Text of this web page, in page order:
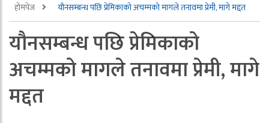
होमपेज यौनसम्बन्ध पछि प्रेमिकाको अचम्मको मागले तनावमा प्रेमी, मागे मद्दत
यौनसम्बन्ध पछि प्रेमिकाको
अचम्मको मागले तनावमा प्रेमी, मागे
मद्दत